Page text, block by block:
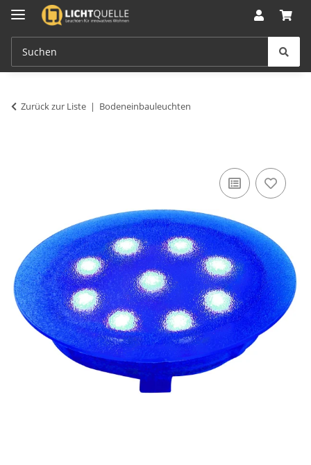
Zurück zur Liste Bodeneinbauleuchten